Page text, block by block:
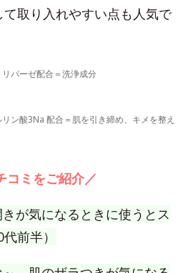
取り入れやすい点も人気で
パーゼ配合＝洗浄成分
ン酸3Na 配合＝肌を引き締め、キメを整え
コミをご紹介／
が気になるときに使うとス
前半）